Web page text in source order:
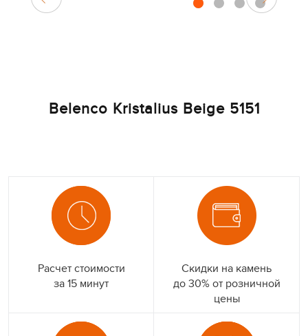
Belenco Kristalius Beige 5151
Расчет стоимости
за 15 минут
Скидки на камень
до 30% от розничной
цены